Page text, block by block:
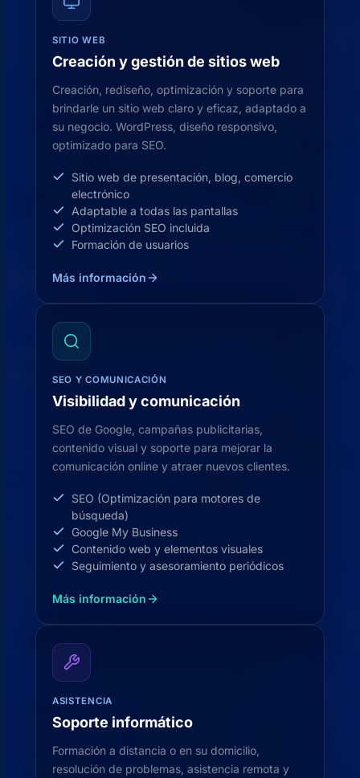
SITIO WEB
Creación y gestión de sitios web
Creación, rediseño, optimización y soporte para
brindarle un sitio web claro y eficaz, adaptado a
su negocio. WordPress, diseño responsivo,
optimizado para SEO.
Sitio web de presentación, blog, comercio
electrónico
Adaptable a todas las pantallas
Optimización SEO incluida
Formación de usuarios
Más información
SEO Y COMUNICACIÓN
Visibilidad y comunicación
SEO de Google, campañas publicitarias,
contenido visual y soporte para mejorar la
comunicación online y atraer nuevos clientes.
SEO (Optimización para motores de
búsqueda)
Google My Business
Contenido web y elementos visuales
Seguimiento y asesoramiento periódicos
Más información
ASISTENCIA
Soporte informático
Formación a distancia o en su domicilio,
resolución de problemas, asistencia remota y